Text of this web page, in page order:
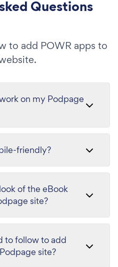
Questions
to add POWR apps to
on my Podpage
friendly?
of the eBook
site?
to follow to add
site?